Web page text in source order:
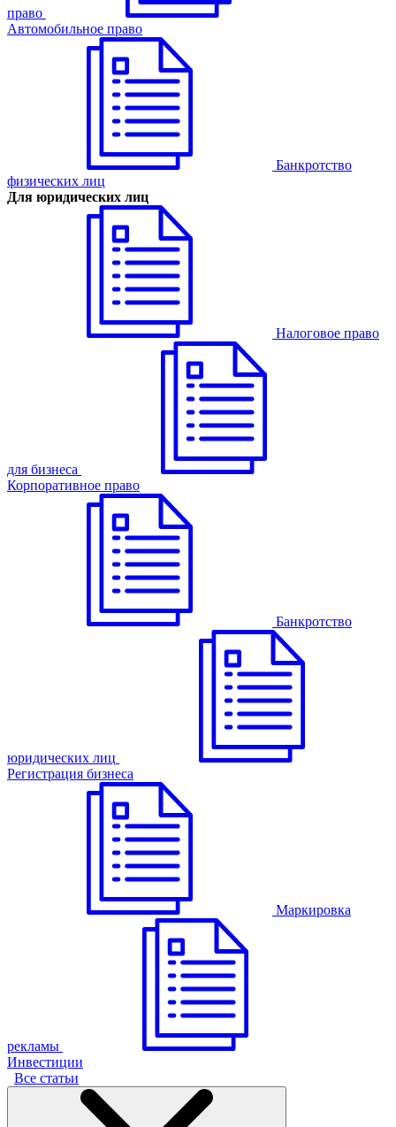
право
Автомобильное право
Банкротство
физических лиц
Для юридических лиц
Налоговое право
для бизнеса
Корпоративное право
Банкротство
юридических лиц
Регистрация бизнеса
Маркировка
рекламы
Инвестиции
Все статьи